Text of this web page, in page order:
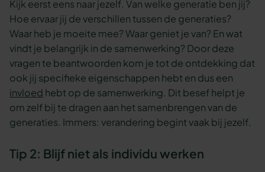
Kijk eerst eens naar jezelf. Van welke generatie ben jij?
Hoe ervaar jij de verschillen tussen de generaties?
Waar heb je moeite mee? Waar geniet je van? En wat
vindt je belangrijk in de samenwerking? Door deze
vragen te beantwoorden kom je tot de ontdekking dat
ook jij specifieke eigenschappen hebt en dus een
invloed hebt op de samenwerking. Dit besef helpt je
om zelf bij te dragen aan het samenbrengen van de
generaties. Immers: verandering begint vaak bij jezelf.
Tip 2: Blijf niet als individu werken